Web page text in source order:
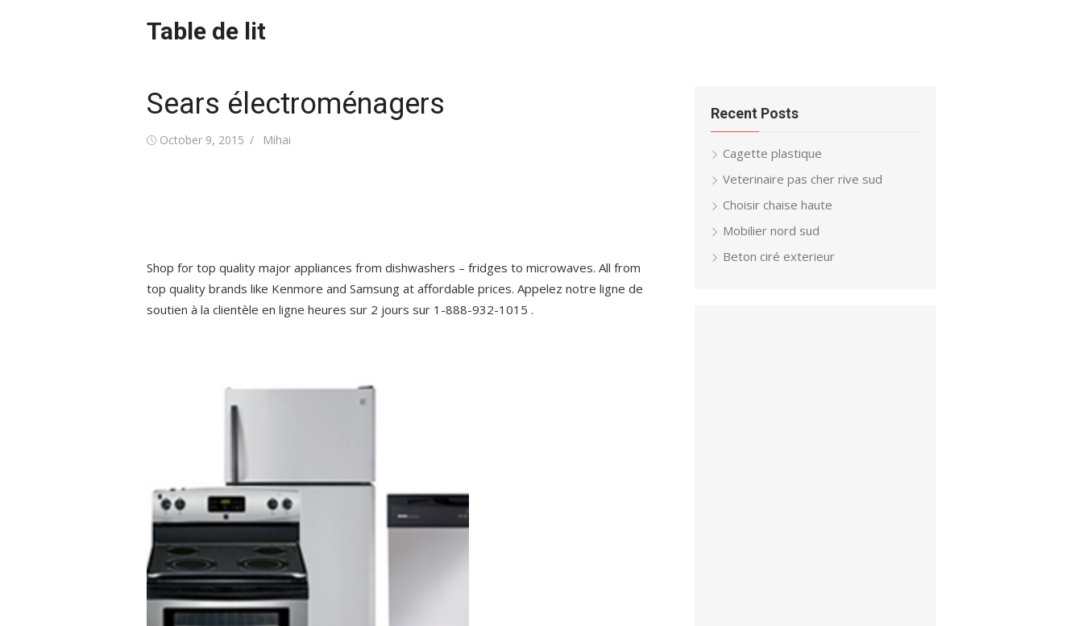
Table de lit
Sears électroménagers
Posted
October 9, 2015 Author
Mihai
Shop for top quality major appliances from dishwashers – fridges to microwaves. All from
top quality brands like Kenmore and Samsung at affordable prices. Appelez notre ligne de
soutien à la clientèle en ligne heures sur 2 jours sur 1-888-932-1015 .
Recent Posts
Cagette plastique
Veterinaire pas cher rive sud
Choisir chaise haute
Mobilier nord sud
Beton ciré exterieur